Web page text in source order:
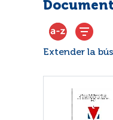
Extender la